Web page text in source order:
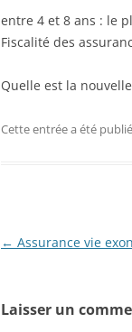
entre 4 et 8 ans : le
Fiscalité des
Quelle est la
Cette entrée a été
Navigation
← Assurance vie
Laisser un